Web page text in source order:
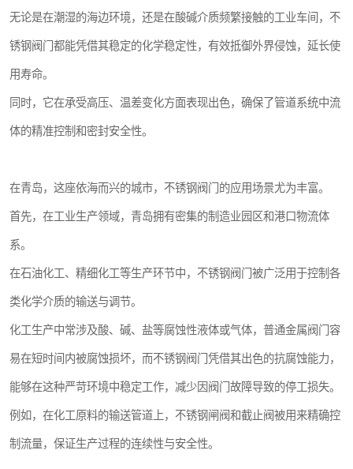
无论是在潮湿的海边环境，还是在酸碱介质频繁接触的工业车间，不
锈钢阀门都能凭借其稳定的化学稳定性，有效抵御外界侵蚀，延长使
用寿命。
同时，它在承受高压、温差变化方面表现出色，确保了管道系统中流
体的精准控制和密封安全性。
在青岛，这座依海而兴的城市，不锈钢阀门的应用场景尤为丰富。
首先，在工业生产领域，青岛拥有密集的制造业园区和港口物流体
系。
在石油化工、精细化工等生产环节中，不锈钢阀门被广泛用于控制各
类化学介质的输送与调节。
化工生产中常涉及酸、碱、盐等腐蚀性液体或气体，普通金属阀门容
易在短时间内被腐蚀损坏，而不锈钢阀门凭借其出色的抗腐蚀能力，
能够在这种严苛环境中稳定工作，减少因阀门故障导致的停工损失。
例如，在化工原料的输送管道上，不锈钢闸阀和截止阀被用来精确控
制流量，保证生产过程的连续性与安全性。